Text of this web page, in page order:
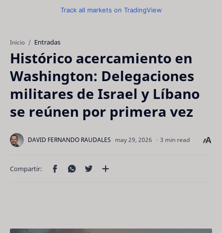
Track all markets on TradingView
Inicio Entradas
Histórico acercamiento en
Washington: Delegaciones
militares de Israel y Líbano
se reúnen por primera vez
3 min read